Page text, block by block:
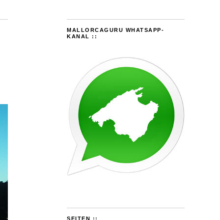
MALLORCAGURU WHATSAPP-
KANAL ::
SEITEN ::